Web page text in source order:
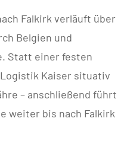
Falkirk verläuft über
Belgien und
Statt einer festen
Kaiser situativ
– anschließend führt
weiter bis nach Falkirk